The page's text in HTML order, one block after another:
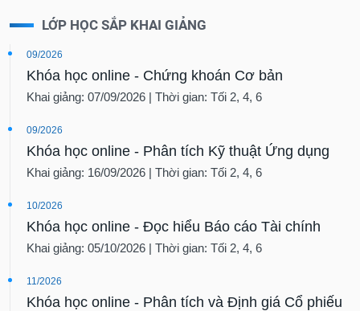
LỚP HỌC SẮP KHAI GIẢNG
09/2026
Khóa học online - Chứng khoán Cơ bản
Khai giảng: 07/09/2026 | Thời gian: Tối 2, 4, 6
09/2026
Khóa học online - Phân tích Kỹ thuật Ứng dụng
Khai giảng: 16/09/2026 | Thời gian: Tối 2, 4, 6
10/2026
Khóa học online - Đọc hiểu Báo cáo Tài chính
Khai giảng: 05/10/2026 | Thời gian: Tối 2, 4, 6
11/2026
Khóa học online - Phân tích và Định giá Cổ phiếu